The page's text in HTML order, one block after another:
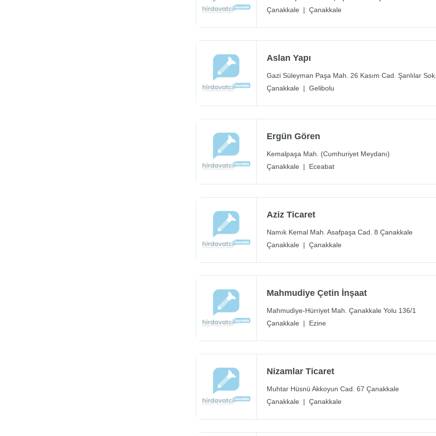
Çanakkale | Çanakkale
Aslan Yapı
Gazi Süleyman Paşa Mah. 26 Kasım Cad. Şanlılar
Çanakkale | Gelibolu
Ergün Gören
Kemalpaşa Mah. (Cumhuriyet Meydanı)
Çanakkale | Eceabat
Aziz Ticaret
Namık Kemal Mah. Asafpaşa Cad. 8 Çanakkale
Çanakkale | Çanakkale
Mahmudiye Çetin İnşaat
Mahmudiye-Hürriyet Mah. Çanakkale Yolu 136/1
Çanakkale | Ezine
Nizamlar Ticaret
Muhtar Hüsnü Akkoyun Cad. 67 Çanakkale
Çanakkale | Çanakkale